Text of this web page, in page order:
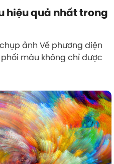
hiệu quả nhất trong
ảnh Về phương diện
màu không chỉ được